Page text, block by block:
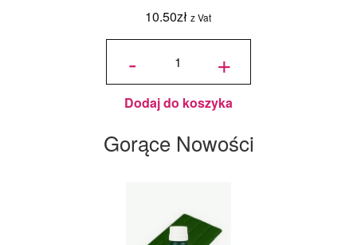
10.50zł z Vat
-
ilość
Wilton
Red,
Czerwony
28 g +
Dodaj do koszyka
Gorące Nowości